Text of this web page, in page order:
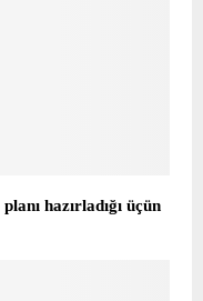
hazırladığı üçün